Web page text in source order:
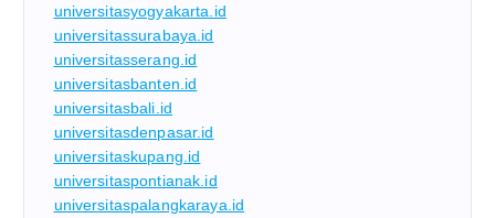
universitasyogyakarta.id
universitassurabaya.id
universitasserang.id
universitasbanten.id
universitasbali.id
universitasdenpasar.id
universitaskupang.id
universitaspontianak.id
universitaspalangkaraya.id